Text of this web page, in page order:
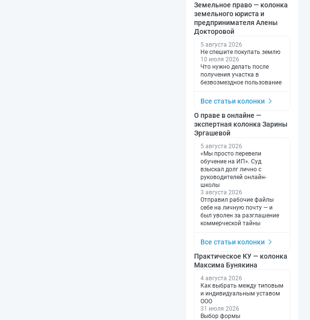
Земельное право — колонка
земельного юриста и
предпринимателя Алены
Докторовой
5 августа 2026
Не спешите покупать землю
10 июля 2026
Что нужно делать после
получения участка в
безвозмездное пользование
Все статьи колонки
О праве в онлайне —
экспертная колонка Зарины
Эргашевой
5 августа 2026
«Мы просто перевели
обучение на ИП». Суд
взыскал долг лично с
руководителей онлайн-
школы
3 августа 2026
Отправил рабочие файлы
себе на личную почту — и
был уволен за разглашение
коммерческой тайны
Все статьи колонки
Практическое КУ — колонка
Максима Бунякина
4 августа 2026
Как выбрать между типовым
и индивидуальным уставом
ООО
31 июля 2026
Выбор формы